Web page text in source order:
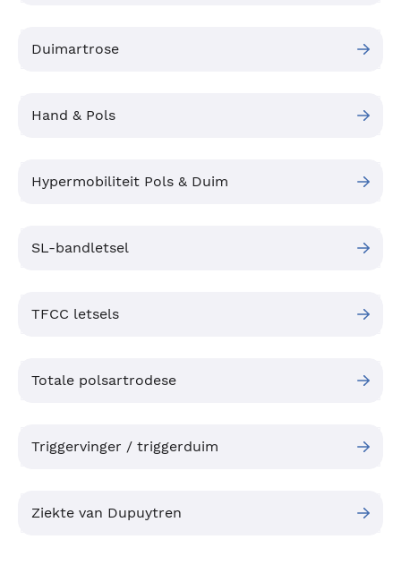
Duimartrose
Hand & Pols
Hypermobiliteit Pols & Duim
SL-bandletsel
TFCC letsels
Totale polsartrodese
Triggervinger / triggerduim
Ziekte van Dupuytren